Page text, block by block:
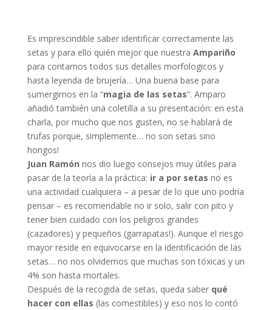
Es imprescindible saber identificar correctamente las
setas y para ello quién mejor que nuestra Ampariño
para contarnos todos sus detalles morfologicos y
hasta leyenda de brujería… Una buena base para
sumergirnos en la “magia de las setas”. Amparo
añadió también una coletilla a su presentación: en esta
charla, por mucho que nos gusten, no se hablará de
trufas porque, simplemente… no son setas sino
hongos!
Juan Ramón nos dio luego consejos muy útiles para
pasar de la teoría a la práctica: ir a por setas no es
una actividad cualquiera – a pesar de lo que uno podría
pensar – es recomendable no ir solo, salir con pito y
tener bien cuidado con los peligros grandes
(cazadores) y pequeños (garrapatas!). Aunque el riesgo
mayor reside en equivocarse en la identificación de las
setas… no nos olvidemos que muchas son tóxicas y un
4% son hasta mortales.
Después de la recogida de setas, queda saber qué
hacer con ellas (las comestibles) y eso nos lo contó